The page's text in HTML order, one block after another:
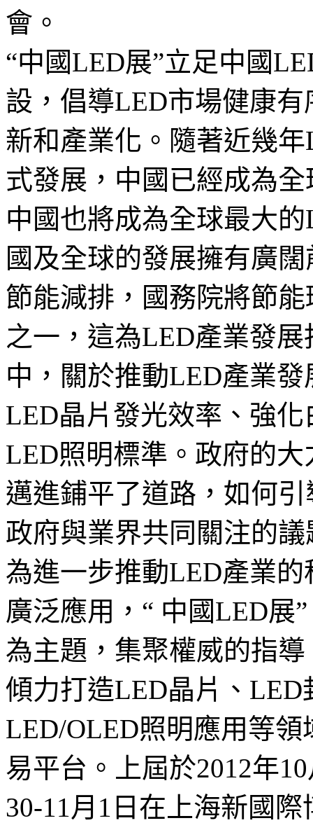
會。
“中國LED展”立足中國
設，倡導LED市場健康
新和產業化。隨著近幾
式發展，中國已經成為
中國也將成為全球最大
國及全球的發展擁有廣
節能減排，國務院將節
之一，這為LED產業發
中，關於推動LED產業
LED晶片發光效率、強
LED照明標準。政府的
邁進鋪平了道路，如何
政府與業界共同關注的議
為進一步推動LED產業
廣泛應用，“ 中國LED展
為主題，集聚權威的指
傾力打造LED晶片、
LED/OLED照明應用等
易平台。上屆於2012年
30-11月1日在上海新國